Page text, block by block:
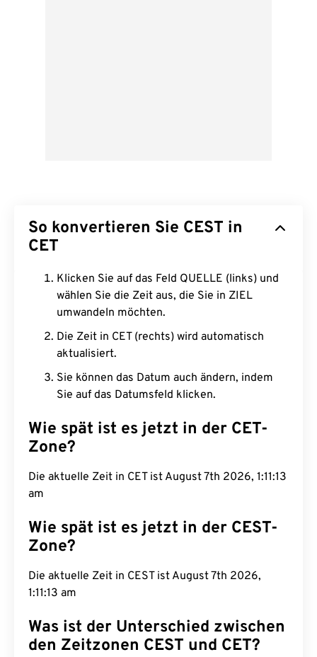
So konvertieren Sie CEST in
CET
Klicken Sie auf das Feld QUELLE (links) und
wählen Sie die Zeit aus, die Sie in ZIEL
umwandeln möchten.
Die Zeit in CET (rechts) wird automatisch
aktualisiert.
Sie können das Datum auch ändern, indem
Sie auf das Datumsfeld klicken.
Wie spät ist es jetzt in der CET-
Zone?
Die aktuelle Zeit in CET ist August 7th 2026, 1:11:14
am
Wie spät ist es jetzt in der CEST-
Zone?
Die aktuelle Zeit in CEST ist August 7th 2026,
1:11:14 am
Was ist der Unterschied zwischen
den Zeitzonen CEST und CET?